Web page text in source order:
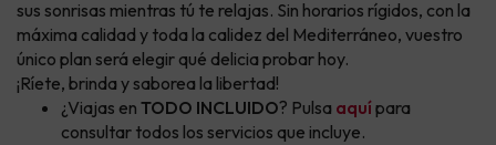
sus sonrisas mientras tú te relajas. Sin horarios rígidos, con la
máxima calidad y toda la calidez del Mediterráneo, vuestro
único plan será elegir qué delicia probar hoy.
¡Ríete, brinda y saborea la libertad!
¿Viajas en TODO INCLUIDO? Pulsa aquípara
consultar todos los servicios que incluye.